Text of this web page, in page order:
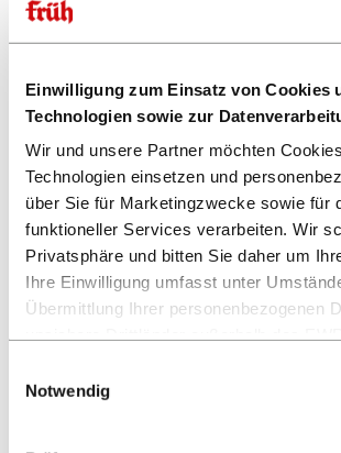
Einwilligung zum Einsatz von Cookies
Technologien sowie zur
Wir und unsere Partner möchten
Technologien einsetzen und
über Sie für Marketingzwecke sowie für
funktioneller Services verarbeiten. Wir
Privatsphäre und bitten Sie daher um
Ihre Einwilligung umfasst unter
Übermittlung Ihrer personenbezogenen
Datenschutzniveau gewährleistet ist. Es
Risiko, dass dortige Behörden auf die
Notwendig
FRÜH Gastronomie
Chef vum Deens ...
FRÜH Gastronomie
16.01.2026
Chef vum Deens ...
FRÜH Gastronomie
08.01.2026
Chef vum Deens ...